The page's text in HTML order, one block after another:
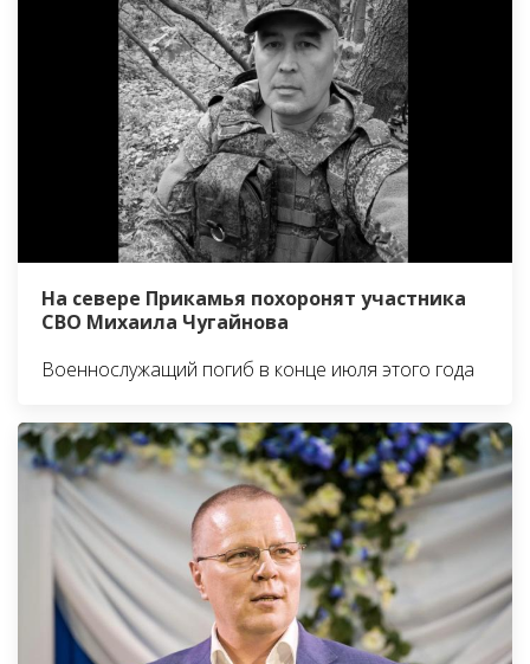
На севере Прикамья похоронят участника
СВО Михаила Чугайнова
Военнослужащий погиб в конце июля этого года